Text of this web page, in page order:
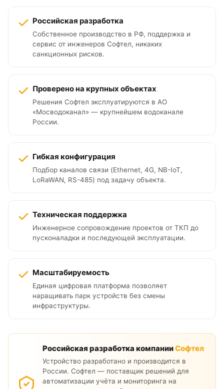
Российская разработка
Собственное производство в РФ, поддержка и
сервис от инженеров Софтел, никаких
санкционных рисков.
Проверено на крупных объектах
Решения Софтел эксплуатируются в АО
«Мосводоканал» — крупнейшем водоканале
России.
Гибкая конфигурация
Подбор каналов связи (Ethernet, 4G, NB-IoT,
LoRaWAN, RS-485) под задачу объекта.
Техническая поддержка
Инженерное сопровождение проектов от ТКП до
пусконаладки и последующей эксплуатации.
Масштабируемость
Единая цифровая платформа позволяет
наращивать парк устройств без смены
инфраструктуры.
Российская разработка компанииСофтел
Устройство разработано и производится в
России. Софтел — поставщик решений для
автоматизации учёта и мониторинга на